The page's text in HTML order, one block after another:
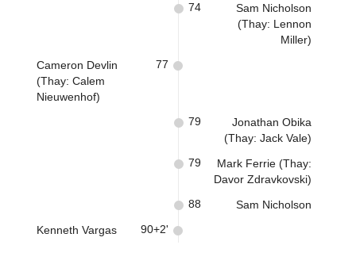
Sam Nicholson
(Thay: Lennon
Miller)
74
Cameron Devlin
(Thay: Calem
Nieuwenhof)
77
Jonathan Obika
(Thay: Jack Vale)
79
Mark Ferrie (Thay:
Davor Zdravkovski)
79
Sam Nicholson
88
Kenneth Vargas 90+2'